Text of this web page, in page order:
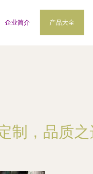
企业简介 产品大全
制，品质之